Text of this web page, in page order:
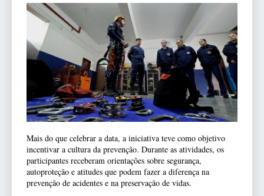
Mais do que celebrar a data, a iniciativa teve como objetivo
incentivar a cultura da prevenção. Durante as atividades, os
participantes receberam orientações sobre segurança,
autoproteção e atitudes que podem fazer a diferença na
prevenção de acidentes e na preservação de vidas.